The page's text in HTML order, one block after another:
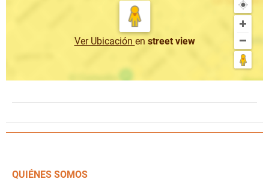
Ver Ubicación en street view
QUIÉNES SOMOS